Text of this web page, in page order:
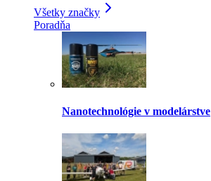
Všetky značky
Poradňa
Nanotechnológie v modelárstve